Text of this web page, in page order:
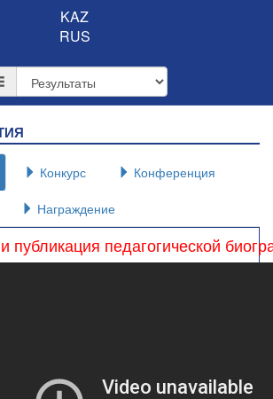
KAZ
RUS
Конкурс Конференция
Награждение
публикация педагогической